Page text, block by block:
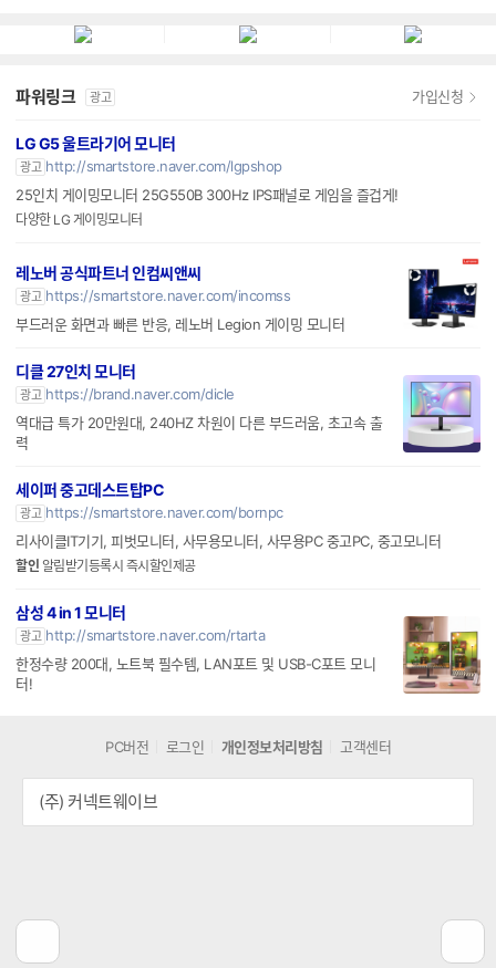
파워링크 광고 가입신청
LG G5 울트라기어 모니터
광고 http://smartstore.naver.com/lgpshop
25인치 게이밍모니터 25G550B 300Hz IPS패널로 게임을 즐겁게!
다양한 LG 게이밍모니터
레노버 공식파트너 인컴씨앤씨
광고 https://smartstore.naver.com/incomss
부드러운 화면과 빠른 반응, 레노버 Legion 게이밍 모니터
디클 27인치 모니터
광고 https://brand.naver.com/dicle
역대급 특가 20만원대, 240HZ 차원이 다른 부드러움, 초고속 출
력
세이퍼 중고데스트탑PC
광고 https://smartstore.naver.com/bornpc
리사이클IT기기, 피벗모니터, 사무용모니터, 사무용PC 중고PC, 중고모니터
할인 알림받기등록시 즉시할인제공
삼성 4 in 1 모니터
광고 http://smartstore.naver.com/rtarta
한정수량 200대, 노트북 필수템, LAN포트 및 USB-C포트 모니
터!
PC버전 로그인 개인정보처리방침 고객센터
(주) 커넥트웨이브